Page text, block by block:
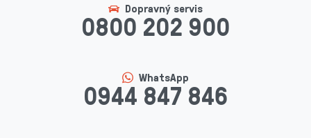
Dopravný servis
0800 202 900
WhatsApp
0944 847 846